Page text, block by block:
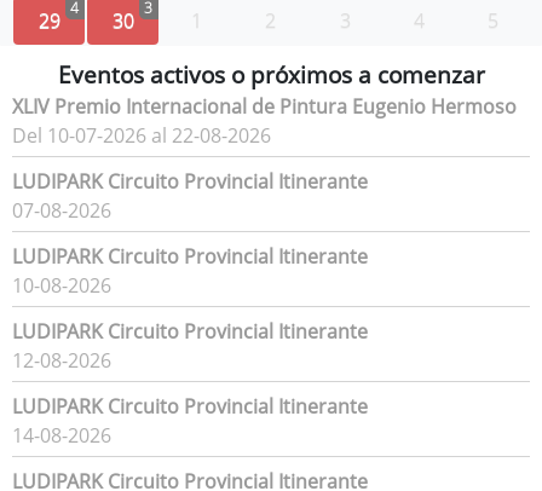
29 4 30 3 1 2 3 4 5
Eventos activos o próximos a comenzar
XLIV Premio Internacional de Pintura Eugenio Hermoso
Del 10-07-2026 al 22-08-2026
LUDIPARK Circuito Provincial Itinerante
07-08-2026
LUDIPARK Circuito Provincial Itinerante
10-08-2026
LUDIPARK Circuito Provincial Itinerante
12-08-2026
LUDIPARK Circuito Provincial Itinerante
14-08-2026
LUDIPARK Circuito Provincial Itinerante